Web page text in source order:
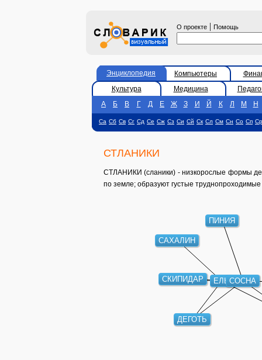
О проекте | Помощь
Энциклопедия Компьютеры
Культура
Медицина
А
Б В Г Д Е Ж З И Й К Л М Н
Са Сб Св Сг Сд Се Сж Сз Си Сй Ск Сл См Сн Со Сп Ср
СТЛАНИКИ
СТЛАНИКИ (сланики) - низкорослые формы
по земле; образуют густые труднопроходимые
ЕЛЬСОСНА
ДЕГОТЬ
СКИПИДАР
САХАЛИН
ПИНИЯ